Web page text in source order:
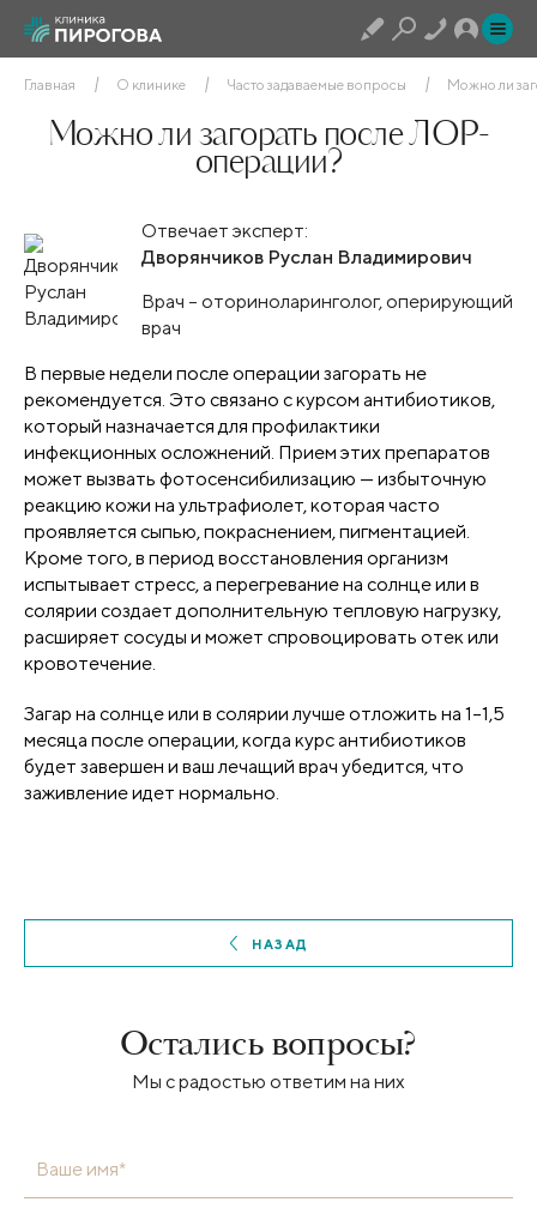
Главная О клинике Часто задаваемые вопросы Можно ли
Можно ли загорать после ЛОР-
операции?
Отвечает эксперт:
Дворянчиков Руслан Владимирович
Врач – оториноларинголог, оперирующий
врач
В первые недели после операции загорать не
рекомендуется. Это связано с курсом антибиотиков,
который назначается для профилактики
инфекционных осложнений. Прием этих препаратов
может вызвать фотосенсибилизацию — избыточную
реакцию кожи на ультрафиолет, которая часто
проявляется сыпью, покраснением, пигментацией.
Кроме того, в период восстановления организм
испытывает стресс, а перегревание на солнце или в
солярии создает дополнительную тепловую нагрузку,
расширяет сосуды и может спровоцировать отек или
кровотечение.
Загар на солнце или в солярии лучше отложить на 1–1,5
месяца после операции, когда курс антибиотиков
будет завершен и ваш лечащий врач убедится, что
заживление идет нормально.
НАЗАД
Остались вопросы?
Мы с радостью ответим на них
Ваше имя*